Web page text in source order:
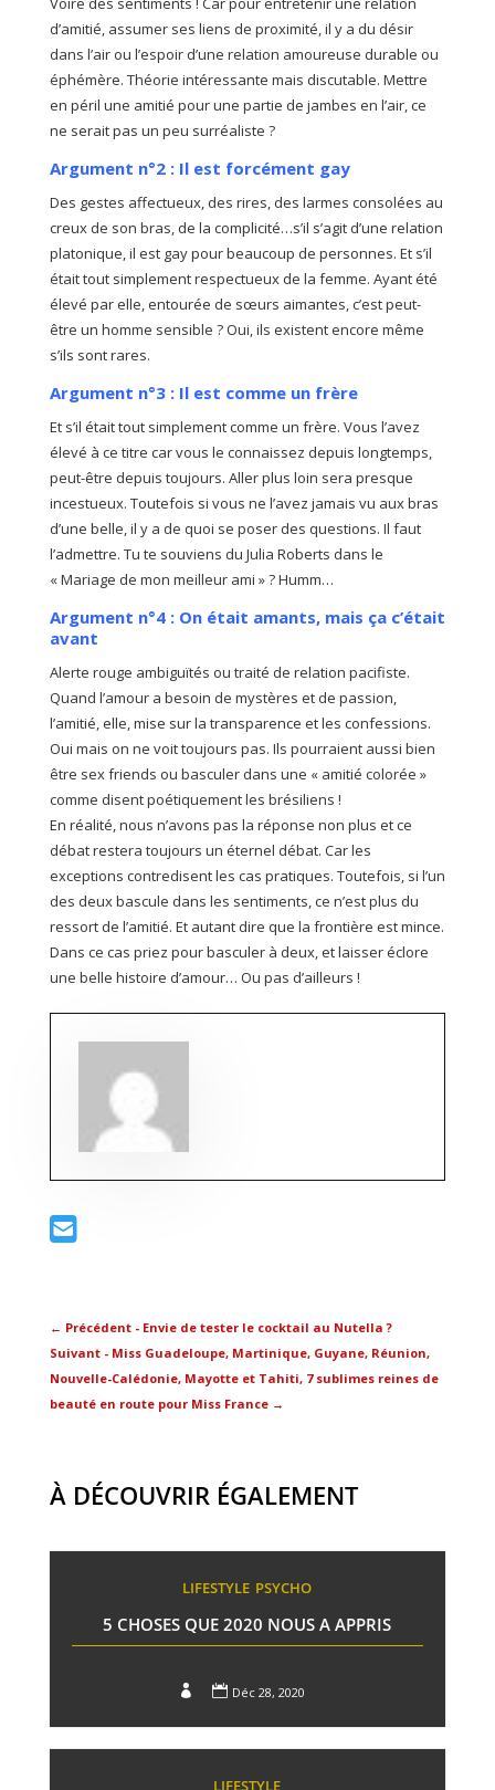
d’amitié, assumer ses liens de proximité, il y a du désir
dans l’air ou l’espoir d’une relation amoureuse durable ou
éphémère. Théorie intéressante mais discutable. Mettre
en péril une amitié pour une partie de jambes en l’air, ce
ne serait pas un peu surréaliste ?
Argument n°2 : Il est forcément gay
Des gestes affectueux, des rires, des larmes consolées au
creux de son bras, de la complicité…s’il s’agit d’une relation
platonique, il est gay pour beaucoup de personnes. Et s’il
était tout simplement respectueux de la femme. Ayant été
élevé par elle, entourée de sœurs aimantes, c’est peut-
être un homme sensible ? Oui, ils existent encore même
s’ils sont rares.
Argument n°3 : Il est comme un frère
Et s’il était tout simplement comme un frère. Vous l’avez
élevé à ce titre car vous le connaissez depuis longtemps,
peut-être depuis toujours. Aller plus loin sera presque
incestueux. Toutefois si vous ne l’avez jamais vu aux bras
d’une belle, il y a de quoi se poser des questions. Il faut
l’admettre. Tu te souviens du Julia Roberts dans le
« Mariage de mon meilleur ami » ? Humm…
Argument n°4 : On était amants, mais ça c’était
avant
Alerte rouge ambiguïtés ou traité de relation pacifiste.
Quand l’amour a besoin de mystères et de passion,
l’amitié, elle, mise sur la transparence et les confessions.
Oui mais on ne voit toujours pas. Ils pourraient aussi bien
être sex friends ou basculer dans une « amitié colorée »
comme disent poétiquement les brésiliens !
En réalité, nous n’avons pas la réponse non plus et ce
débat restera toujours un éternel débat. Car les
exceptions contredisent les cas pratiques. Toutefois, si l’un
des deux bascule dans les sentiments, ce n’est plus du
ressort de l’amitié. Et autant dire que la frontière est mince.
Dans ce cas priez pour basculer à deux, et laisser éclore
une belle histoire d’amour… Ou pas d’ailleurs !
← Précédent - Envie de tester le cocktail au Nutella ?
Suivant - Miss Guadeloupe, Martinique, Guyane, Réunion,
Nouvelle-Calédonie, Mayotte et Tahiti, 7 sublimes reines de
beauté en route pour Miss France→
À DÉCOUVRIR ÉGALEMENT
LIFESTYLE PSYCHO
5 CHOSES QUE 2020 NOUS A APPRIS
  Déc 28, 2020